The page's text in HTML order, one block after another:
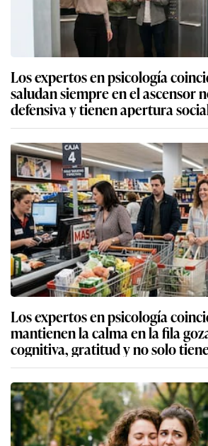
Los expertos en psicología
saludan siempre en el ascensor
defensiva y tienen apertura
Los expertos en psicología
mantienen la calma en la fila
cognitiva, gratitud y no solo